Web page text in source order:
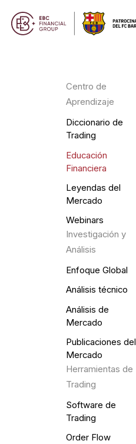
Centro de
Aprendizaje
Diccionario de
Trading
Educación
Financiera
Leyendas del
Mercado
Webinars
Investigación y
Análisis
Enfoque Global
Análisis técnico
Análisis de
Mercado
Publicaciones del
Mercado
Herramientas de
Trading
Software de
Trading
Order Flow